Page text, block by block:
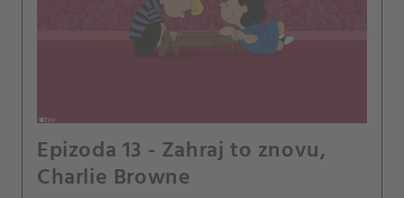
Epizoda 13 - Zahraj to znovu,
Charlie Browne